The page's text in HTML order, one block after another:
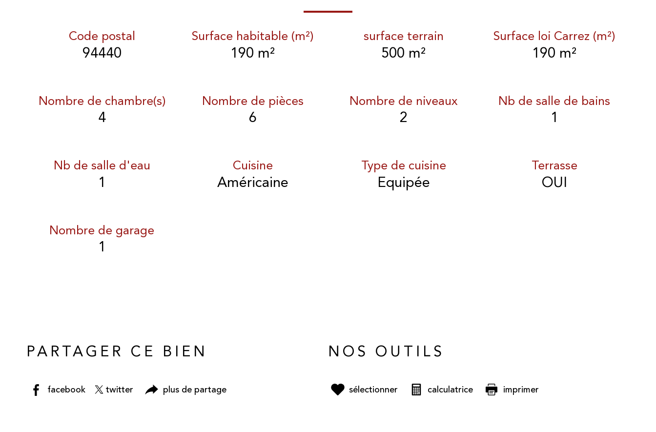
Code postal
94440
Surface habitable (m²)
190 m²
surface terrain
500 m²
Surface loi Carrez (m²)
190 m²
Nombre de chambre(s)
4
Nombre de pièces
6
Nombre de niveaux
2
Nb de salle de bains
1
Nb de salle d'eau
1
Cuisine
Américaine
Type de cuisine
Equipée
Terrasse
OUI
Nombre de garage
1
PARTAGER CE BIEN
facebook twitter plus de partage
NOS OUTILS
sélectionner calculatrice imprimer